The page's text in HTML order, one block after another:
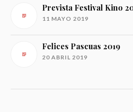
Prevista Festival Kino
11 MAYO 2019
Felices Pascuas 2019
20 ABRIL 2019